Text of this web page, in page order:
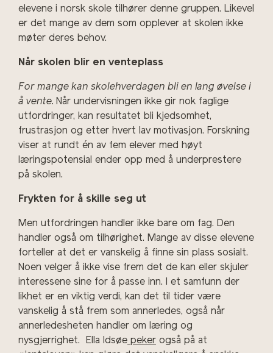
elevene i norsk skole tilhører denne gruppen. Likevel
er det mange av dem som opplever at skolen ikke
møter deres behov.
Når skolen blir en venteplass
For mange kan skolehverdagen bli en lang øvelse i
å vente. Når undervisningen ikke gir nok faglige
utfordringer, kan resultatet bli kjedsomhet,
frustrasjon og etter hvert lav motivasjon. Forskning
viser at rundt én av fem elever med høyt
læringspotensial ender opp med å underprestere
på skolen.
Frykten for å skille seg ut
Men utfordringen handler ikke bare om fag. Den
handler også om tilhørighet. Mange av disse elevene
forteller at det er vanskelig å finne sin plass sosialt.
Noen velger å ikke vise frem det de kan eller skjuler
interessene sine for å passe inn.
I et samfunn der
likhet er en viktig verdi, kan det til tider være
vanskelig å stå frem som annerledes, også når
annerledesheten handler om læring og
nysgjerrighet.
Ella Idsøe peker også på at